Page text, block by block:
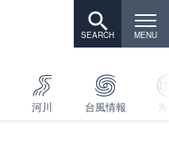
河川 台風情報